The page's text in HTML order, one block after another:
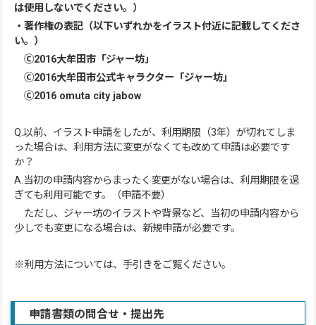
は使用しないでください。）
・著作権の表記（以下いずれかをイラスト付近に記載してくださ
い。）
Ⓒ2016大牟田市「ジャー坊」
Ⓒ2016大牟田市公式キャラクター「ジャー坊」
Ⓒ2016 omuta city jabow
Q.以前、イラスト申請をしたが、利用期限（3年）が切れてしま
った場合は、利用方法に変更がなくても改めて申請は必要です
か？
A.当初の申請内容からまったく変更がない場合は、利用期限を過
ぎても利用可能です。（申請不要）
ただし、ジャー坊のイラストや背景など、当初の申請内容から
少しでも変更になる場合は、新規申請が必要です。
※利用方法については、手引きをご覧ください。
申請書類の問合せ・提出先